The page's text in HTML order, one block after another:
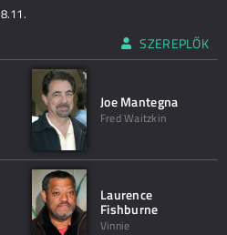
SZEREPLŐK
Joe Mantegna
Fred Waitzkin
Laurence
Fishburne
Vinnie